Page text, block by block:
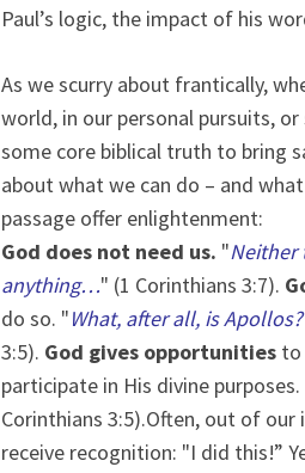
Paul’s logic, the impact of his
As we scurry about frantically,
world, in our personal pursuits,
some core biblical truth to bring
about what we can do – and
passage offer enlightenment:
God does not need us. "Neither
anything…" (1 Corinthians 3:7).
do so. "What, after all, is
3:5). God gives opportunities to
participate in His divine purposes.
Corinthians 3:5).Often, out of our
receive recognition: "I did this!”